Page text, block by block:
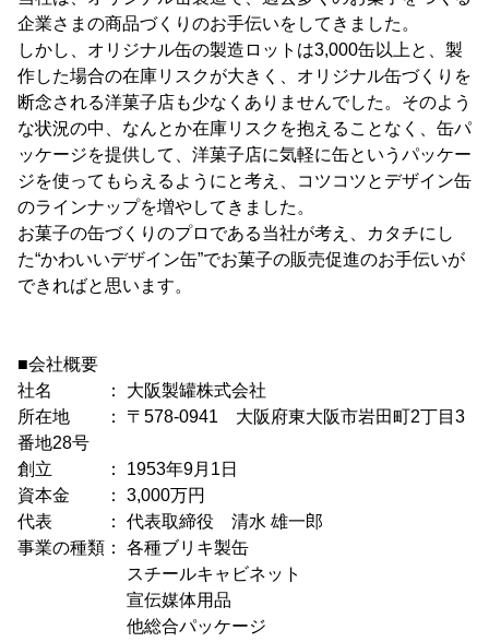
企業さまの商品づくりのお手伝いをしてきました。
しかし、オリジナル缶の製造ロットは3,000缶以上と、製
作した場合の在庫リスクが大きく、オリジナル缶づくりを
断念される洋菓子店も少なくありませんでした。そのよう
な状況の中、なんとか在庫リスクを抱えることなく、缶パ
ッケージを提供して、洋菓子店に気軽に缶というパッケー
ジを使ってもらえるようにと考え、コツコツとデザイン缶
のラインナップを増やしてきました。
お菓子の缶づくりのプロである当社が考え、カタチにし
た“かわいいデザイン缶”でお菓子の販売促進のお手伝いが
できればと思います。
■会社概要
社名 ： 大阪製罐株式会社
所在地 ： 〒578-0941 大阪府東大阪市岩田町2丁目3
番地28号
創立 ： 1953年9月1日
資本金 ： 3,000万円
代表 ： 代表取締役 清水 雄一郎
事業の種類： 各種ブリキ製缶
スチールキャビネット
宣伝媒体用品
他総合パッケージ